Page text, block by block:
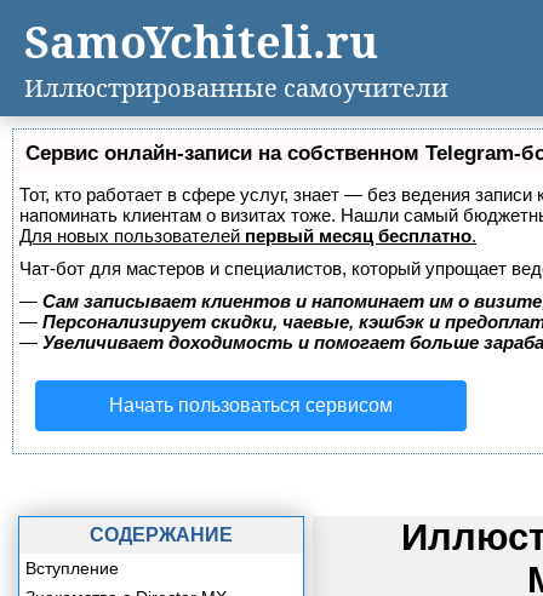
Сервис онлайн-записи на собственном Telegram-
Тот, кто работает в сфере услуг, знает — без ведения
напоминать клиентам о визитах тоже. Нашли самый
Для новых пользователей первый месяц бесплатно.
Чат-бот для мастеров и специалистов, который упрощает
— Сам записывает клиентов и напоминает им о
— Персонализирует скидки, чаевые, кэшбэк и
— Увеличивает доходимость и помогает больше
Начать пользоваться сервисом
СОДЕРЖАНИЕ
Вступление
SamoYchiteli.ru
Иллюстрированные самоучители